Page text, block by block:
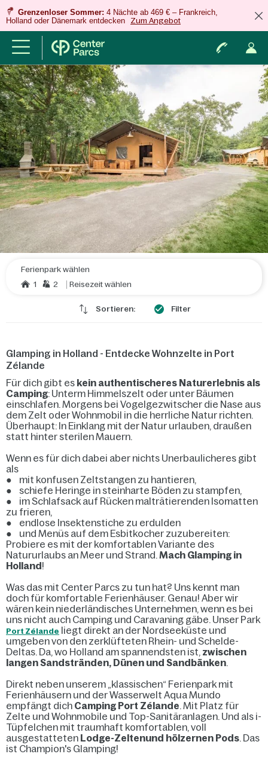
Grenzenloser Sommer: 4 Nächte ab 469 € – Frankreich,
Holland oder Dänemark entdecken
Zum Angebot
Ferienpark wählen
1
2 Reisezeit wählen
Sortieren: Filter
Glamping in Holland - Entdecke Wohnzelte in Port
Zélande
Für dich gibt es kein authentischeres Naturerlebnis als
Camping: Unterm Himmelszelt oder unter Bäumen
einschlafen. Morgens bei Vogelgezwitscher die Nase aus
dem Zelt oder Wohnmobil in die herrliche Natur richten.
Überhaupt: In Einklang mit der Natur urlauben, draußen
statt hinter sterilen Mauern.
Wenn es für dich dabei aber nichts Unerbaulicheres gibt
als
● mit konfusen Zeltstangen zu hantieren,
● schiefe Heringe in steinharte Böden zu stampfen,
● im Schlafsack auf Rücken malträtierenden Isomatten
zu frieren,
● endlose Insektenstiche zu erdulden
● und Menüs auf dem Esbitkocher zuzubereiten:
Probiere es mit der komfortablen Variante des
Natururlaubs an Meer und Strand. Mach Glamping in
Holland!
Was das mit Center Parcs zu tun hat? Uns kennt man
doch für komfortable Ferienhäuser. Genau! Aber wir
wären kein niederländisches Unternehmen, wenn es bei
uns nicht auch Camping und Caravaning gäbe. Unser Park
Port Zélande liegt direkt an der Nordseeküste und
umgeben von den zerklüfteten Rhein- und Schelde-
Deltas. Da, wo Holland am spannendsten ist, zwischen
langen Sandstränden, Dünen und Sandbänken.
Direkt neben unserem „klassischen“ Ferienpark mit
Ferienhäusern und der Wasserwelt Aqua Mundo
empfängt dich Camping Port Zélande. Mit Platz für
Zelte und Wohnmobile und Top-Sanitäranlagen. Und als i-
Tüpfelchen mit traumhaft komfortablen, voll
ausgestatteten Lodge-Zeltenund hölzernen Pods. Das
ist Champion's Glamping!